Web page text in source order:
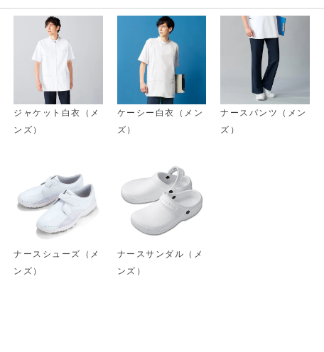
ジャケット白衣（メ
ンズ）
ケーシー白衣（メン
ズ）
ナースパンツ（メン
ズ）
ナースシューズ（メ
ンズ）
ナースサンダル（メ
ンズ）